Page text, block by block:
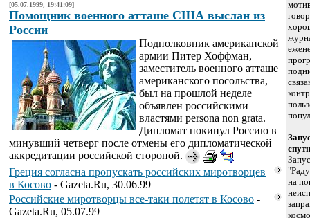
[05.07.1999, 19:41:09]
Помощник военного атташе США выслан из
России
Подполковник американской
армии Питер Хоффман,
заместитель военного атташе
американского посольства,
был на прошлой неделе
объявлен российскими
властями persona non grata.
Дипломат покинул Россию в
минувший четверг после отмены его дипломатической
аккредитации российской стороной.
Греция согласна пропускать российских миротворцев
в Косово - Gazeta.Ru, 30.06.99
Российские миротворцы все-таки полетят в Косово -
Gazeta.Ru, 05.07.99
на